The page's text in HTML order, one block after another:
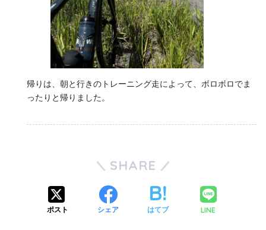
帰りは、朝と行きのトレーニング走によって、ボロボロでま
ったりと帰りました。
SHARE
ポスト シェア はてブ LINE